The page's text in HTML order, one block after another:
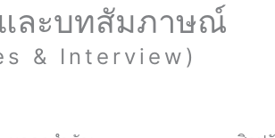
ละบทสัมภาษณ์
& Interview)